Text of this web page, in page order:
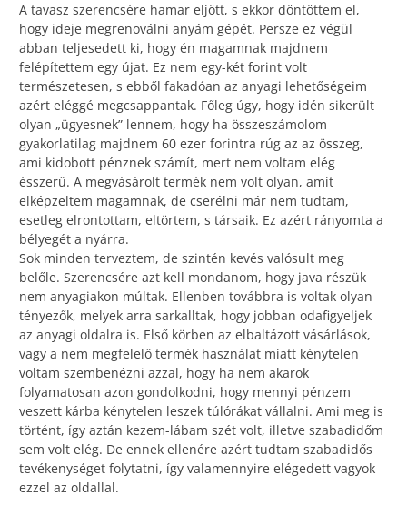
A tavasz szerencsére hamar eljött, s ekkor döntöttem el,
hogy ideje megrenoválni anyám gépét. Persze ez végül
abban teljesedett ki, hogy én magamnak majdnem
felépítettem egy újat. Ez nem egy-két forint volt
természetesen, s ebből fakadóan az anyagi lehetőségeim
azért eléggé megcsappantak. Főleg úgy, hogy idén sikerült
olyan „ügyesnek” lennem, hogy ha összeszámolom
gyakorlatilag majdnem 60 ezer forintra rúg az az összeg,
ami kidobott pénznek számít, mert nem voltam elég
ésszerű. A megvásárolt termék nem volt olyan, amit
elképzeltem magamnak, de cserélni már nem tudtam,
esetleg elrontottam, eltörtem, s társaik. Ez azért rányomta a
bélyegét a nyárra.
Sok minden terveztem, de szintén kevés valósult meg
belőle. Szerencsére azt kell mondanom, hogy java részük
nem anyagiakon múltak. Ellenben továbbra is voltak olyan
tényezők, melyek arra sarkalltak, hogy jobban odafigyeljek
az anyagi oldalra is. Első körben az elbaltázott vásárlások,
vagy a nem megfelelő termék használat miatt kénytelen
voltam szembenézni azzal, hogy ha nem akarok
folyamatosan azon gondolkodni, hogy mennyi pénzem
veszett kárba kénytelen leszek túlórákat vállalni. Ami meg is
történt, így aztán kezem-lábam szét volt, illetve szabadidőm
sem volt elég. De ennek ellenére azért tudtam szabadidős
tevékenységet folytatni, így valamennyire elégedett vagyok
ezzel az oldallal.